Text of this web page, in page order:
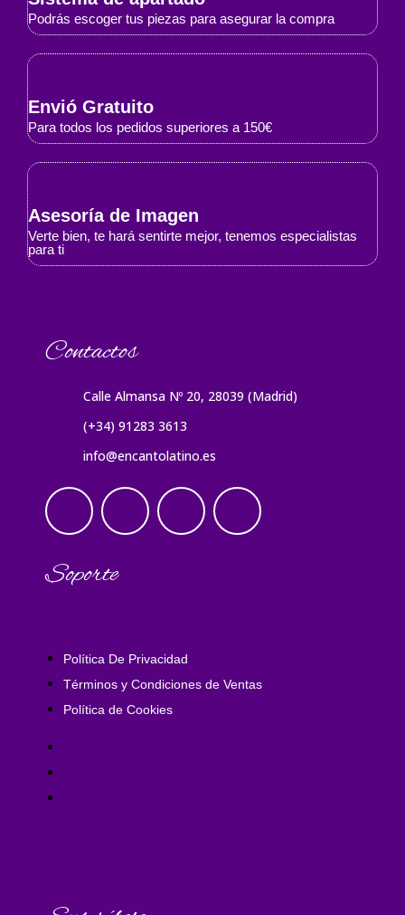
Podrás escoger tus piezas para asegurar la compra
Envió Gratuito
Para todos los pedidos superiores a 150€
Asesoría de Imagen
Verte bien, te hará sentirte mejor, tenemos especialistas
para ti
Contactos
Calle Almansa Nº 20, 28039 (Madrid)
(+34) 91283 3613
info@encantolatino.es
Soporte
Política De Privacidad
Términos y Condiciones de Ventas
Política de Cookies